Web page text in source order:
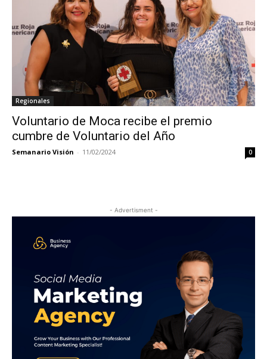
Regionales
Voluntario de Moca recibe el premio
cumbre de Voluntario del Año
Semanario Visión - 11/02/2024 0
- Advertisment -